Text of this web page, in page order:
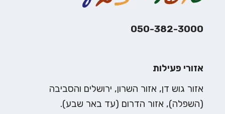
050-382-3000
אזורי פעילות
אזור גוש דן, אזור השרון, ירושלים והסביבה
(השפלה), אזור הדרום (עד באר שבע).